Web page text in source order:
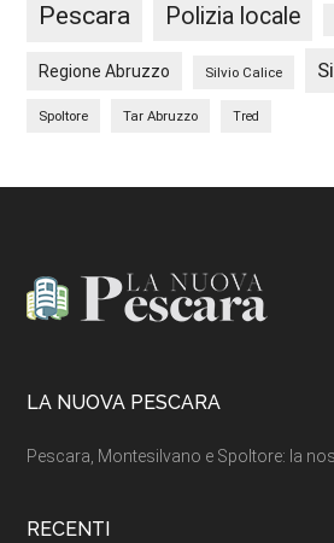
Pescara Polizia locale
Regione Abruzzo Silvio Calice
Spoltore Tar Abruzzo Tred
Footer
LA NUOVA PESCARA
Pescara, Montesilvano e Spoltore: la
RECENTI